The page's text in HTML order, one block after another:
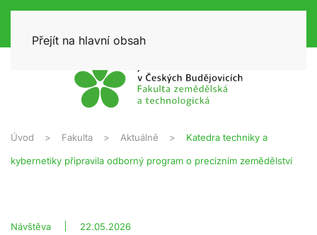
Přejít na hlavní obsah
Úvod Fakulta Aktuálně Katedra techniky a
kybernetiky připravila odborný program o precizním zemědělství
Návštěva 22.05.2026